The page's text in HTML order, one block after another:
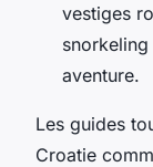
vestiges
aventure.
Les guides
Croatie